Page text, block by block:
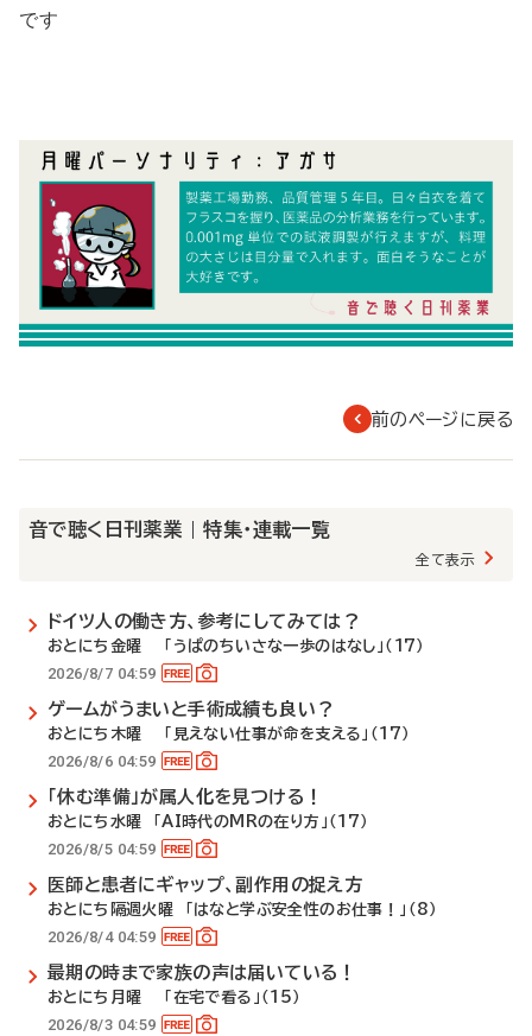
です
前のページに戻る
音で聴く日刊薬業 | 特集・連載一覧
全て表示
ドイツ人の働き方、参考にしてみては？
おとにち金曜 「うぱのちいさな一歩のはなし」（17）
2026/8/7 04:59
ゲームがうまいと手術成績も良い？
おとにち木曜 「見えない仕事が命を支える」（17）
2026/8/6 04:59
「休む準備」が属人化を見つける！
おとにち水曜 「AI時代のMRの在り方」（17）
2026/8/5 04:59
医師と患者にギャップ、副作用の捉え方
おとにち隔週火曜 「はなと学ぶ安全性のお仕事！」（8）
2026/8/4 04:59
最期の時まで家族の声は届いている！
おとにち月曜 「在宅で看る」（15）
2026/8/3 04:59